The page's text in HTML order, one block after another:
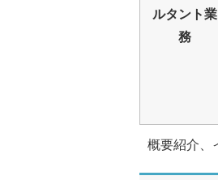
ルタント業
務
概要紹介、